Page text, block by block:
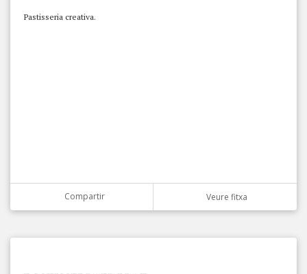
Pastisseria creativa.
Compartir Veure fitxa